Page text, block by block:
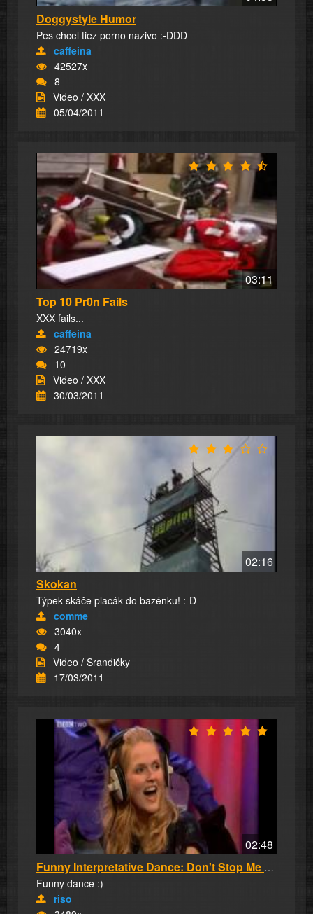
Doggystyle Humor
Pes chcel tiez porno nazivo :-DDD
caffeina
42527x
8
Video / XXX
05/04/2011
03:11
Top 10 Pr0n Fails
XXX fails...
caffeina
24719x
10
Video / XXX
30/03/2011
02:16
Skokan
Týpek skáče placák do bazénku! :-D
comme
3040x
4
Video / Srandičky
17/03/2011
02:48
Funny Interpretative Dance: Don't Stop Me Now
Funny dance :)
riso